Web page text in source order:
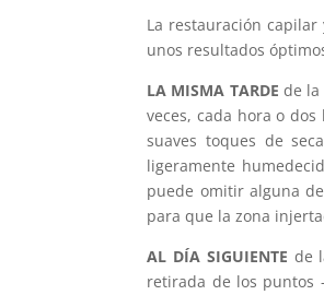
La restauración
unos resultados
LA MISMA TARDE de la
veces, cada hora o
suaves toques de
ligeramente
puede omitir alguna
para que la zona
AL DÍA SIGUIENTE de
retirada de los puntos